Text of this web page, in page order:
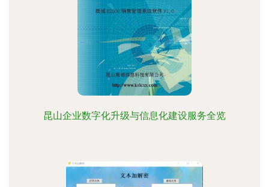
昆山企业数字化升级与信息化建设服务全览